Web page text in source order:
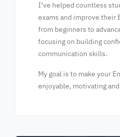
I’ve helped countless
exams and improve their
from beginners to
focusing on building
communication skills.
My goal is to make your
enjoyable, motivating